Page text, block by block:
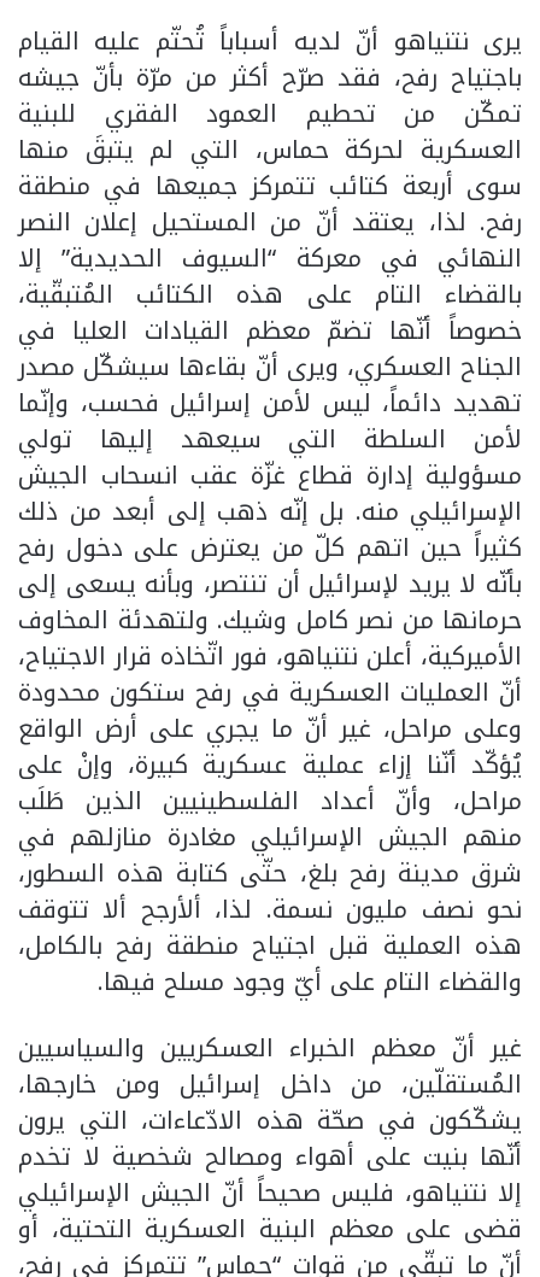
يرى نتنياهو أنّ لديه أسباباً تُحتّم عليه القيام
باجتياح رفح، فقد صرّح أكثر من مرّة بأنّ جيشه
تمكّن من تحطيم العمود الفقري للبنية
العسكرية لحركة حماس، التي لم يتبقَ منها
سوى أربعة كتائب تتمركز جميعها في منطقة
رفح. لذا، يعتقد أنّ من المستحيل إعلان النصر
النهائي في معركة “السيوف الحديدية” إلا
بالقضاء التام على هذه الكتائب المُتبقّية،
خصوصاً أنّها تضمّ معظم القيادات العليا في
الجناح العسكري، ويرى أنّ بقاءها سيشكّل مصدر
تهديد دائماً، ليس لأمن إسرائيل فحسب، وإنّما
لأمن السلطة التي سيعهد إليها تولي
مسؤولية إدارة قطاع غزّة عقب انسحاب الجيش
الإسرائيلي منه. بل إنّه ذهب إلى أبعد من ذلك
كثيراً حين اتهم كلّ من يعترض على دخول رفح
بأنّه لا يريد لإسرائيل أن تنتصر، وبأنه يسعى إلى
حرمانها من نصر كامل وشيك. ولتهدئة المخاوف
الأميركية، أعلن نتنياهو، فور اتّخاذه قرار الاجتياح،
أنّ العمليات العسكرية في رفح ستكون محدودة
وعلى مراحل، غير أنّ ما يجري على أرض الواقع
يُؤكّد أنّنا إزاء عملية عسكرية كبيرة، وإنْ على
مراحل، وأنّ أعداد الفلسطينيين الذين طَلَب
منهم الجيش الإسرائيلي مغادرة منازلهم في
شرق مدينة رفح بلغ، حتّى كتابة هذه السطور،
نحو نصف مليون نسمة. لذا، ألأرجح ألا تتوقف
هذه العملية قبل اجتياح منطقة رفح بالكامل،
والقضاء التام على أيّ وجود مسلح فيها.
غير أنّ معظم الخبراء العسكريين والسياسيين
المُستقلّين، من داخل إسرائيل ومن خارجها،
يشكّكون في صحّة هذه الادّعاءات، التي يرون
أنّها بنيت على أهواء ومصالح شخصية لا تخدم
إلا نتنياهو، فليس صحيحاً أنّ الجيش الإسرائيلي
قضى على معظم البنية العسكرية التحتية، أو
أنّ ما تبقّى من قوات “حماس” تتمركز في رفح،